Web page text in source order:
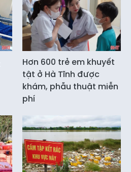
Hơn 600 trẻ em khuyết
tật ở Hà Tĩnh được
khám, phẫu thuật miễn
phí